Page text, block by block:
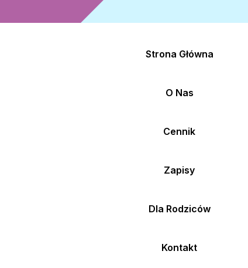
Strona Główna
O Nas
Cennik
Zapisy
Dla Rodziców
Kontakt